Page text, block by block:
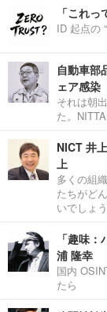
「これ
ID 起点の
自動車部
ェア感染
それは朝
た。
NICT 井
上
多くの組
たちがど
いでしょ
「趣味
浦 隆幸
国内
たら